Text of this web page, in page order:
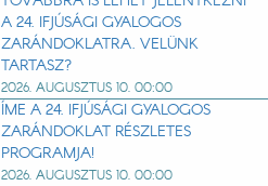
A 24. IFJÚSÁGI GYALOGOS
ZARÁNDOKLATRA. VELÜNK
TARTASZ?
2026. AUGUSZTUS 10. 00:00
ÍME A 24. IFJÚSÁGI GYALOGOS
ZARÁNDOKLAT RÉSZLETES
PROGRAMJA!
2026. AUGUSZTUS 10. 00:00